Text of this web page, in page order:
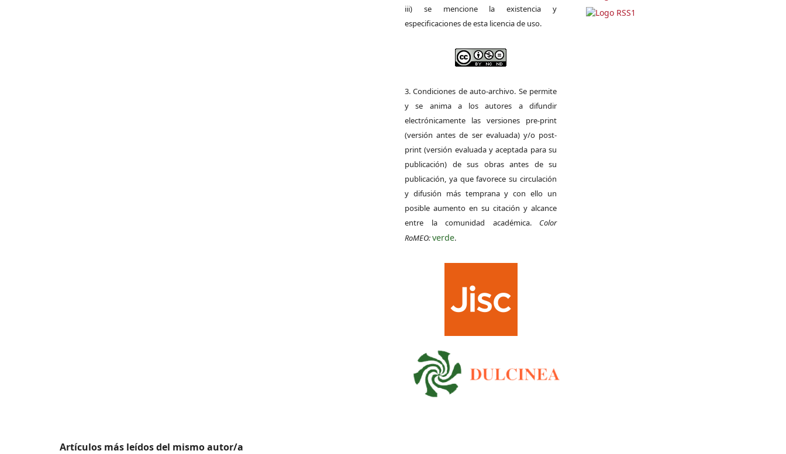
iii) se mencione la existencia y
especificaciones de esta licencia de uso.
3. Condiciones de auto-archivo. Se permite
y se anima a los autores a difundir
electrónicamente las versiones pre-print
(versión antes de ser evaluada) y/o post-
print (versión evaluada y aceptada para su
publicación) de sus obras antes de su
publicación, ya que favorece su circulación
y difusión más temprana y con ello un
posible aumento en su citación y alcance
entre la comunidad académica. Color
RoMEO:verde.
Artículos más leídos del mismo autor/a